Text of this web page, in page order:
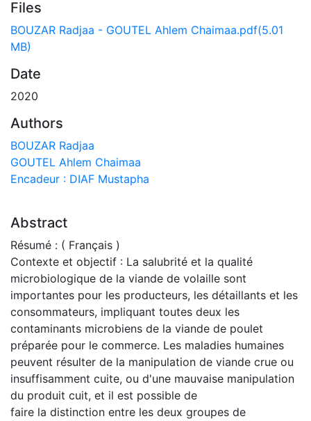
Files
BOUZAR Radjaa - GOUTEL Ahlem Chaimaa.pdf(5.01
MB)
Date
2020
Authors
BOUZAR Radjaa
GOUTEL Ahlem Chaimaa
Encadeur : DIAF Mustapha
Abstract
Résumé : ( Français )
Contexte et objectif : La salubrité et la qualité
microbiologique de la viande de volaille sont
importantes pour les producteurs, les détaillants et les
consommateurs, impliquant toutes deux les
contaminants microbiens de la viande de poulet
préparée pour le commerce. Les maladies humaines
peuvent résulter de la manipulation de viande crue ou
insuffisamment cuite, ou d'une mauvaise manipulation
du produit cuit, et il est possible de
faire la distinction entre les deux groupes de